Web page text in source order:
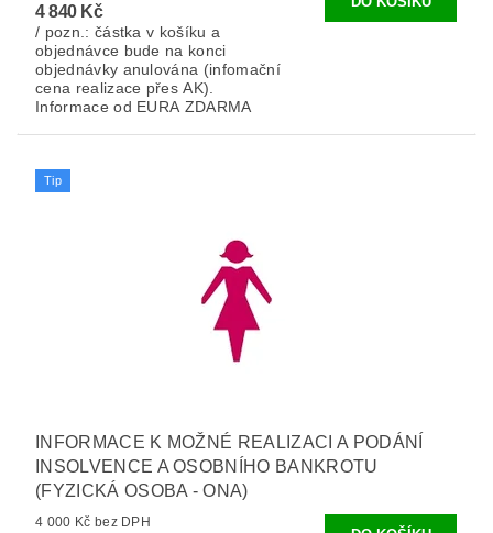
4 840 Kč
/ pozn.: částka v košíku a
objednávce bude na konci
objednávky anulována (infomační
cena realizace přes AK).
Informace od EURA ZDARMA
Tip
INFORMACE K MOŽNÉ REALIZACI A PODÁNÍ
INSOLVENCE A OSOBNÍHO BANKROTU
(FYZICKÁ OSOBA - ONA)
4 000 Kč bez DPH